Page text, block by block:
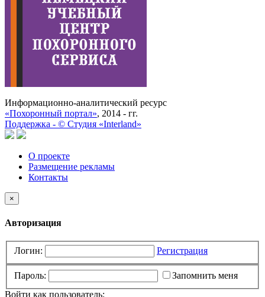
Информационно-аналитический ресурс
«Похоронный портал», 2014 - гг.
Поддержка - © Cтудия «Interland»
О проекте
Размещение рекламы
Контакты
×
Авторизация
Логин: Регистрация
Пароль:
Запомнить меня
Войти как пользователь: